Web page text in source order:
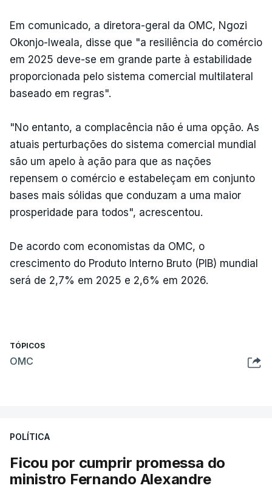
Em comunicado, a diretora-geral da OMC, Ngozi
Okonjo-Iweala, disse que "a resiliência do comércio
em 2025 deve-se em grande parte à estabilidade
proporcionada pelo sistema comercial multilateral
baseado em regras".
"No entanto, a complacência não é uma opção. As
atuais perturbações do sistema comercial mundial
são um apelo à ação para que as nações
repensem o comércio e estabeleçam em conjunto
bases mais sólidas que conduzam a uma maior
prosperidade para todos", acrescentou.
De acordo com economistas da OMC, o
crescimento do Produto Interno Bruto (PIB) mundial
será de 2,7% em 2025 e 2,6% em 2026.
TÓPICOS
OMC
POLÍTICA
Ficou por cumprir promessa do
ministro Fernando Alexandre